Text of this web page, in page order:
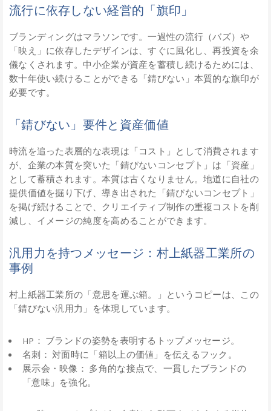
流行に依存しない経営的「旗印」
ブランディングはマラソンです。一過性の流行（バズ）や
「映え」に依存したデザインは、すぐに風化し、再投資を余
儀なくされます。中小企業が資産を蓄積し続けるためには、
数十年使い続けることができる「錆びない」本質的な旗印が
必要です。
「錆びない」要件と資産価値
時流を追った表層的な表現は「コスト」として消費されます
が、企業の本質を突いた「錆びないコンセプト」は「資産」
として蓄積されます。本質は古くなりません。地道に自社の
提供価値を掘り下げ、導き出された「錆びないコンセプト」
を掲げ続けることで、クリエイティブ制作の重複コストを削
減し、イメージの純度を高めることができます。
汎用力を持つメッセージ：村上紙器工業所の
事例
村上紙器工業所の「意思を運ぶ箱。」というコピーは、この
「錆びない汎用力」を体現しています。
HP： ブランドの姿勢を表明するトップメッセージ。
名刺： 対面時に「箱以上の価値」を伝えるフック。
展示会・映像： 多角的な接点で、一貫したブランドの
「意味」を強化。